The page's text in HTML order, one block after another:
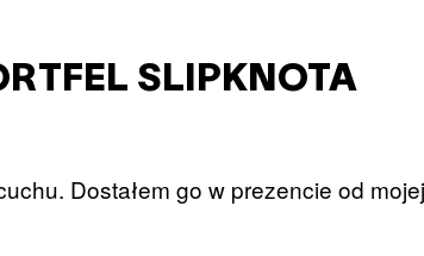
SLIPKNOTA
Dostałem go w prezencie od